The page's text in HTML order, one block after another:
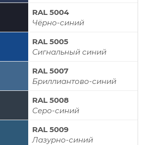
RAL 5004
Чёрно-синий
RAL 5005
Сигнальный синий
RAL 5007
Бриллиантово-синий
RAL 5008
Серо-синий
RAL 5009
Лазурно-синий